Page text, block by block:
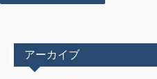
アーカイブ